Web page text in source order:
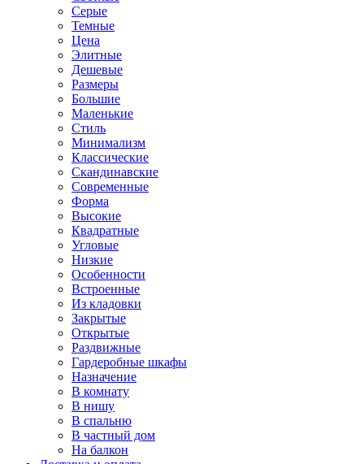
Серые
Темные
Цена
Элитные
Дешевые
Размеры
Большие
Маленькие
Стиль
Минимализм
Классические
Скандинавские
Современные
Форма
Высокие
Квадратные
Угловые
Низкие
Особенности
Встроенные
Из кладовки
Закрытые
Открытые
Раздвижные
Гардеробные шкафы
Назначение
В комнату
В нишу
В спальню
В частный дом
На балкон